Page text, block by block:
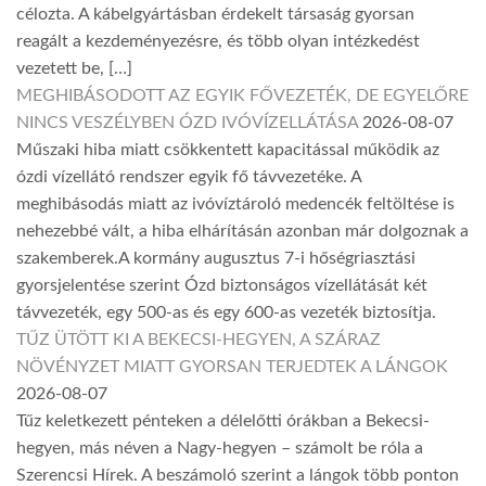
célozta. A kábelgyártásban érdekelt társaság gyorsan
reagált a kezdeményezésre, és több olyan intézkedést
vezetett be, […]
MEGHIBÁSODOTT AZ EGYIK FŐVEZETÉK, DE EGYELŐRE
NINCS VESZÉLYBEN ÓZD IVÓVÍZELLÁTÁSA 2026-08-07
Műszaki hiba miatt csökkentett kapacitással működik az
ózdi vízellátó rendszer egyik fő távvezetéke. A
meghibásodás miatt az ivóvíztároló medencék feltöltése is
nehezebbé vált, a hiba elhárításán azonban már dolgoznak a
szakemberek.A kormány augusztus 7-i hőségriasztási
gyorsjelentése szerint Ózd biztonságos vízellátását két
távvezeték, egy 500-as és egy 600-as vezeték biztosítja.
TŰZ ÜTÖTT KI A BEKECSI-HEGYEN, A SZÁRAZ
NÖVÉNYZET MIATT GYORSAN TERJEDTEK A LÁNGOK
2026-08-07
Tűz keletkezett pénteken a délelőtti órákban a Bekecsi-
hegyen, más néven a Nagy-hegyen – számolt be róla a
Szerencsi Hírek. A beszámoló szerint a lángok több ponton